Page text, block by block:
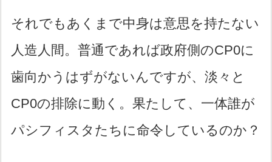
それでもあくまで中身は意思を持たない
人造人間。普通であれば政府側のCP0に
歯向かうはずがないんですが、淡々と
CP0の排除に動く。果たして、一体誰が
パシフィスタたちに命令しているのか？